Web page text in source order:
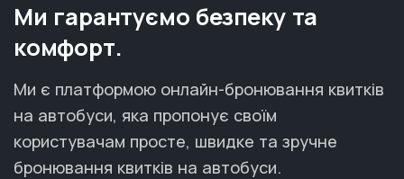
Ми гарантуємо безпеку та
комфорт.
Ми є платформою онлайн-бронювання квитків
на автобуси, яка пропонує своїм
користувачам просте, швидке та зручне
бронювання квитків на автобуси.